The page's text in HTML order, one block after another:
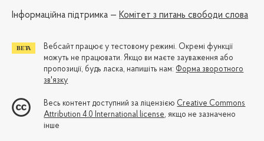
Iнформаційна підтримка — Комітет з питань свободи слова
Вебсайт працює у тестовому режимі. Окремі функції
можуть не працювати. Якщо ви маєте зауваження або
пропозиції, будь ласка, напишіть нам: Форма зворотного
зв'язку
Весь контент доступний за ліцензією Creative Commons
Attribution 4.0 International license, якщо не зазначено
інше